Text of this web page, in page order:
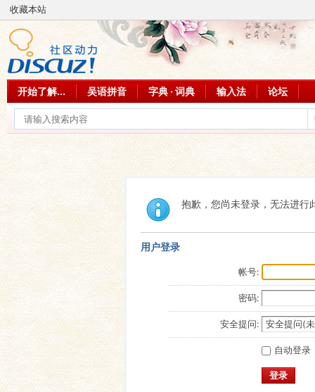
收藏本站
开始了解... 吴语拼音 字典 · 词典 输入法 论坛
抱歉，您尚未登录，无法进行
用户登录
帐号:
密码:
安全提问:
自动登录
登录